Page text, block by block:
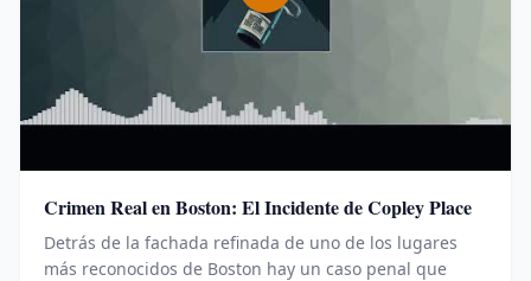
Crimen Real en Boston: El Incidente de Copley Place
Detrás de la fachada refinada de uno de los lugares
más reconocidos de Boston hay un caso penal que